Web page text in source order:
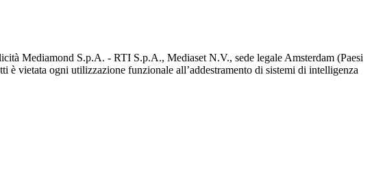
Mediamond S.p.A. - RTI S.p.A., Mediaset N.V., sede legale Amsterdam (Paesi
è vietata ogni utilizzazione funzionale all’addestramento di sistemi di intelligenza